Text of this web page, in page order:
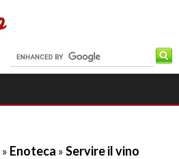
» Enoteca »Servire il vino